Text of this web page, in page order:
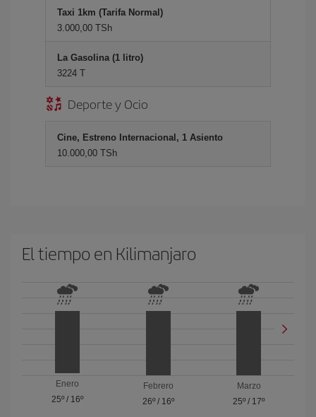
Taxi 1km (Tarifa Normal)
3.000,00 TSh
La Gasolina (1 litro)
3224 T
Deporte y Ocio
Cine, Estreno Internacional, 1 Asiento
10.000,00 TSh
El tiempo en Kilimanjaro
Enero
25º/ 16º
Febrero
26º/ 16º
Marzo
25º / 17º